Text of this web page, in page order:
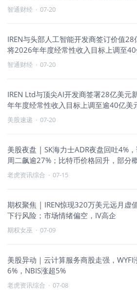
智通财经 · 07-20
IREN与头部人工智能开发商签订价值28
将2026年年度经常性收入目标上调至40
智通财经 · 07-20
IREN Ltd与顶尖AI开发商签署28亿美元
年年度经常性收入目标上调至逾40亿美
美股速递 · 07-20
美股夜盘 | SK海力士ADR夜盘回吐4%
周二飙逾27%；比特币价格回升，部分
股夜盘上扬
老虎资讯综合 · 07-15
期权聚焦 | IREN惊现320万美元远月虚
下行风险；市场情绪偏空，IV高企
期权女巫 · 07-09
美股异动｜云计算服务商股走强，WYFI
6%，NBIS涨超5%
老虎资讯综合 · 07-08